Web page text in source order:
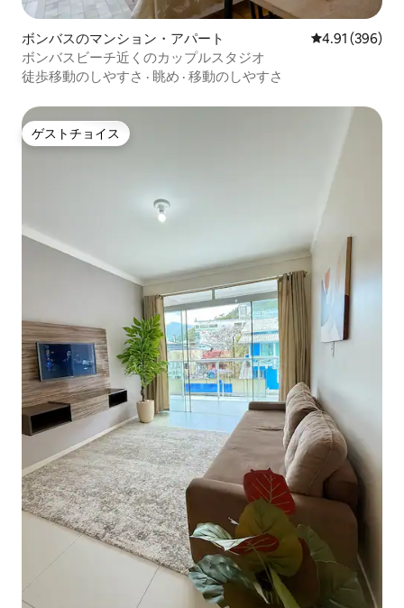
ボンバスのマンション・アパート レビュー396
4.91 (396)
ボンバスビーチ近くのカップルスタジオ
徒歩移動のしやすさ · 眺め · 移動のしやすさ
ゲストチョイス
ゲストチョイス